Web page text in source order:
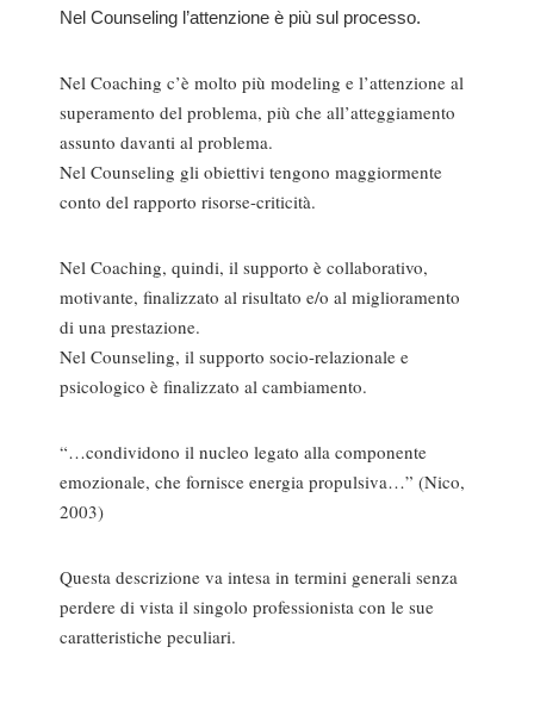
Nel Counseling l’attenzione è più sul processo.
Nel Coaching c’è molto più modeling e l’attenzione al
superamento del problema, più che all’atteggiamento
assunto davanti al problema.
Nel Counseling gli obiettivi tengono maggiormente
conto del rapporto risorse-criticità.
Nel Coaching, quindi, il supporto è collaborativo,
motivante, finalizzato al risultato e/o al miglioramento
di una prestazione.
Nel Counseling, il supporto socio-relazionale e
psicologico è finalizzato al cambiamento.
“…condividono il nucleo legato alla componente
emozionale, che fornisce energia propulsiva…” (Nico,
2003)
Questa descrizione va intesa in termini generali senza
perdere di vista il singolo professionista con le sue
caratteristiche peculiari.